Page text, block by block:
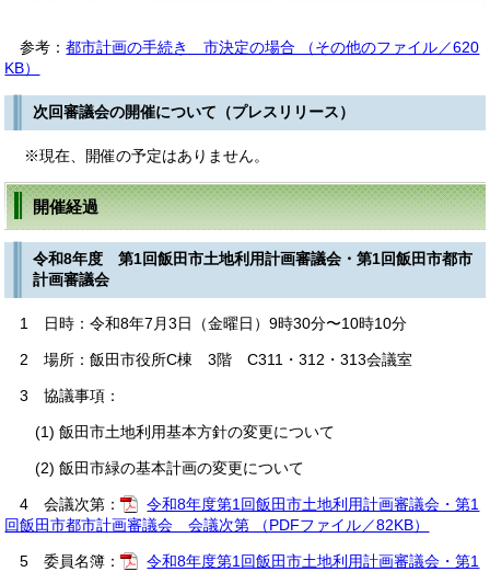
参考：都市計画の手続き 市決定の場合 （その他のファイル／620
KB）
次回審議会の開催について（プレスリリース）
※現在、開催の予定はありません。
開催経過
令和8年度 第1回飯田市土地利用計画審議会・第1回飯田市都市
計画審議会
1 日時：令和8年7月3日（金曜日）9時30分〜10時10分
2 場所：飯田市役所C棟 3階 C311・312・313会議室
3 協議事項：
(1) 飯田市土地利用基本方針の変更について
(2) 飯田市緑の基本計画の変更について
4 会議次第：
令和8年度第1回飯田市土地利用計画審議会・第1
回飯田市都市計画審議会 会議次第 （PDFファイル／82KB）
5 委員名簿：
令和8年度第1回飯田市土地利用計画審議会・第1